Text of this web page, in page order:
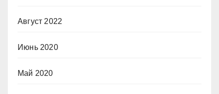
Август 2022
Июнь 2020
Май 2020